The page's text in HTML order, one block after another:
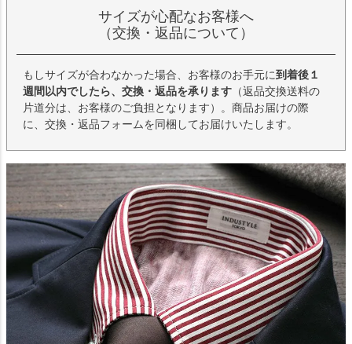
サイズが心配なお客様へ
（交換・返品について）
もしサイズが合わなかった場合、お客様のお手元に到着後１
週間以内でしたら、交換・返品を承ります （返品交換送料の
片道分は、お客様のご負担となります）。商品お届けの際
に、交換・返品フォームを同梱してお届けいたします。